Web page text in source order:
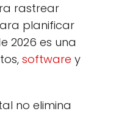
rastrear
planificar
2026 es una
software y
no elimina